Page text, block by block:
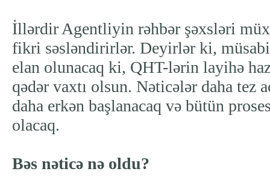
İllərdir Agentliyin rəhbər şəxsləri
fikri səsləndirirlər. Deyirlər ki,
elan olunacaq ki, QHT-lərin layihə
qədər vaxtı olsun. Nəticələr daha tez
daha erkən başlanacaq və bütün
olacaq.
Bəs nəticə nə oldu?